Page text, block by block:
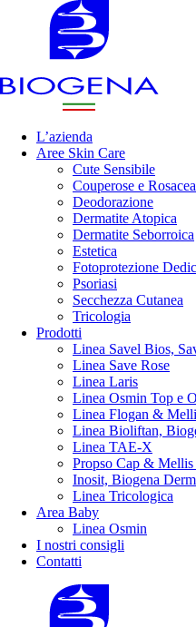
L’azienda
Aree Skin Care
Cute Sensibile
Couperose e Rosacea
Deodorazione
Dermatite Atopica
Dermatite Seborroica
Estetica
Fotoprotezione
Psoriasi
Secchezza Cutanea
Tricologia
Prodotti
Linea Savel Bios,
Linea Save Rose
Linea Laris
Linea Osmin Top e
Linea Flogan &
Linea Bioliftan,
Linea TAE-X
Propso Cap & Mellis
Inosit, Biogena
Linea Tricologica
Area Baby
Linea Osmin
I nostri consigli
Contatti